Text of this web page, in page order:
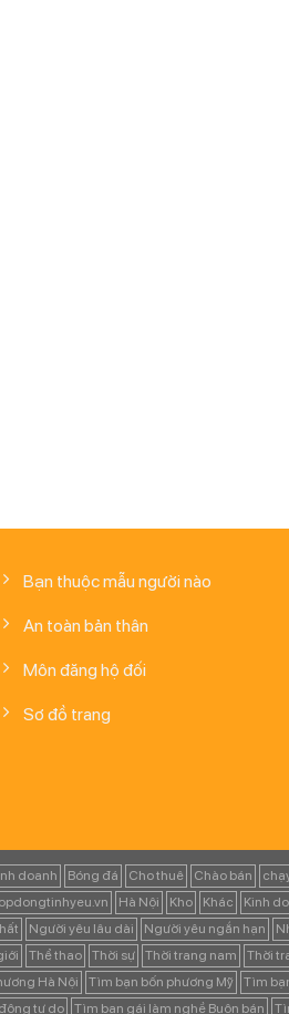
Bạn thuộc mẫu người nào
An toàn bản thân
Môn đăng hộ đối
Sơ đồ trang
doanh Bóng đá Cho thuê Chào bán
Hà Nội Kho Khác Kinh
Người yêu lâu dài Người yêu ngắn hạn
Thể thao Thời sự Thời trang nam Thời
Hà Nội Tìm bạn bốn phương Mỹ Tìm
tự do Tìm bạn gái làm nghề Buôn bán